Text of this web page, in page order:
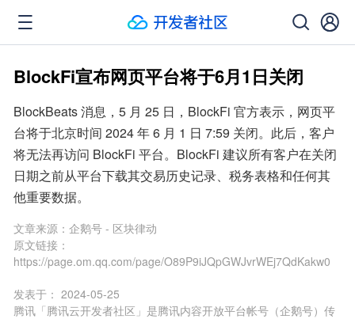
BlockFi宣布网页平台将于6月1日关闭
BlockBeats 消息，5 月 25 日，BlockFi 官方表示，网页平
台将于北京时间 2024 年 6 月 1 日 7:59 关闭。此后，客户
将无法再访问 BlockFi 平台。BlockFi 建议所有客户在关闭
日期之前从平台下载其交易历史记录、税务表格和任何其
他重要数据。
文章来源： 企鹅号 - 区块律动
原文链接：
https://page.om.qq.com/page/O89P9iJQpGWJvrWEj7QdKakw0
发表于： 2024-05-25
腾讯「腾讯云开发者社区」是腾讯内容开放平台帐号（企鹅号）传